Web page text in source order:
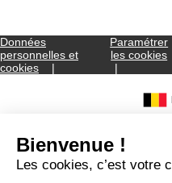
Données
personnelles et
cookies
Paramétrer
les cookies